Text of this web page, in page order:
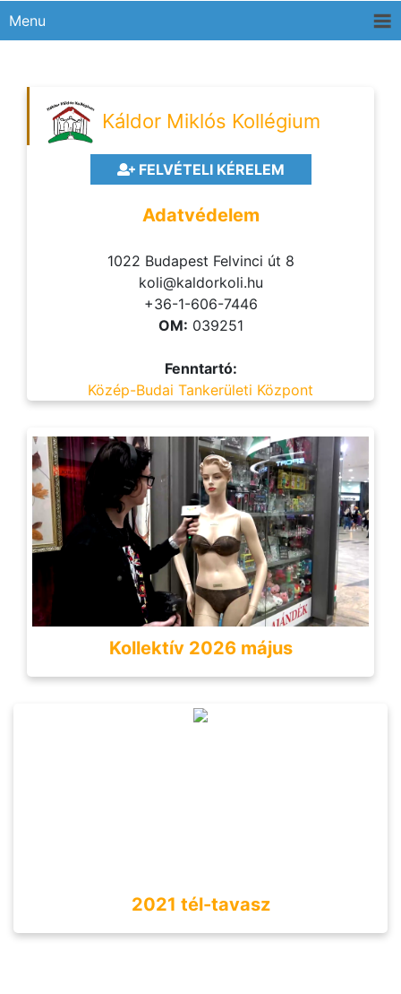
Menu
Káldor Miklós Kollégium
FELVÉTELI KÉRELEM
Adatvédelem
1022 Budapest Felvinci út 8
koli@kaldorkoli.hu
+36-1-606-7446
OM: 039251
Fenntartó:
Közép-Budai Tankerületi Központ
Kollektív 2026 május
2021 tél-tavasz